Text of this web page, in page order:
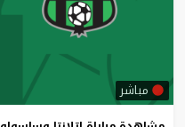
مباشر